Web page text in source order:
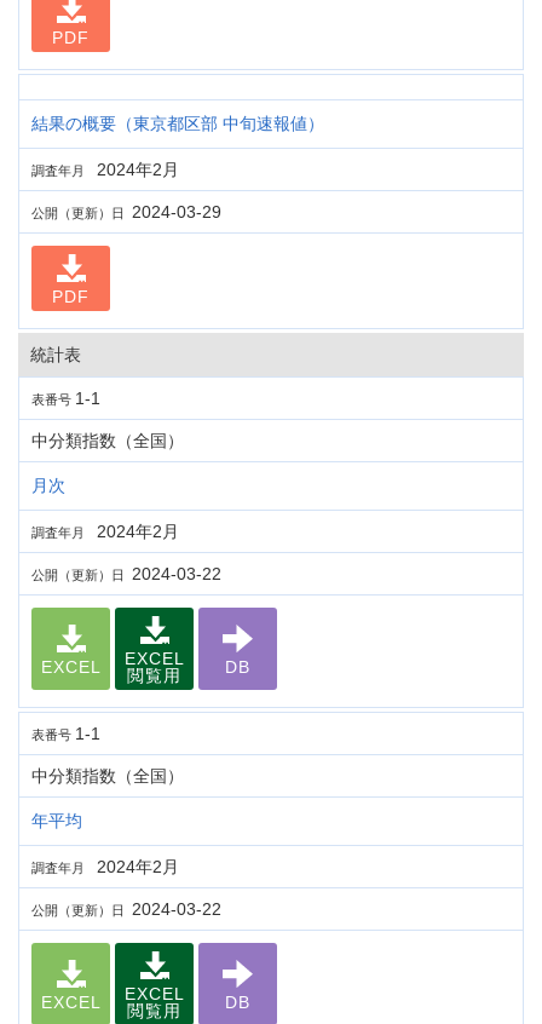
PDF
結果の概要（東京都区部 中旬速報値）
調査年月 2024年2月
公開（更新）日 2024-03-29
PDF
統計表
表番号 1-1
中分類指数（全国）
月次
調査年月 2024年2月
公開（更新）日 2024-03-22
EXCEL
EXCEL
閲覧用
DB
表番号 1-1
中分類指数（全国）
年平均
調査年月 2024年2月
公開（更新）日 2024-03-22
EXCEL
EXCEL
閲覧用
DB